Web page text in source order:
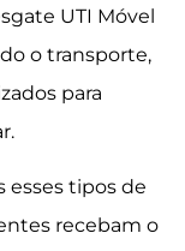
UTI Móvel
o transporte,
para
esses tipos de
recebam o